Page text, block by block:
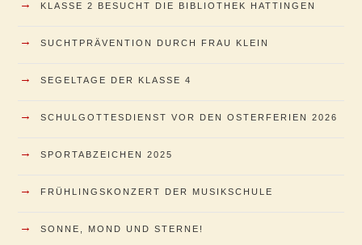
→ KLASSE 2 BESUCHT DIE BIBLIOTHEK HATTINGEN
→ SUCHTPRÄVENTION DURCH FRAU KLEIN
→ SEGELTAGE DER KLASSE 4
→ SCHULGOTTESDIENST VOR DEN OSTERFERIEN 2026
→ SPORTABZEICHEN 2025
→ FRÜHLINGSKONZERT DER MUSIKSCHULE
→ SONNE, MOND UND STERNE!